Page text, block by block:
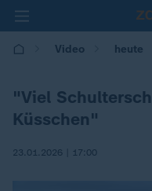
Video heute
"Viel
Küsschen"
23.01.2026 | 17:00